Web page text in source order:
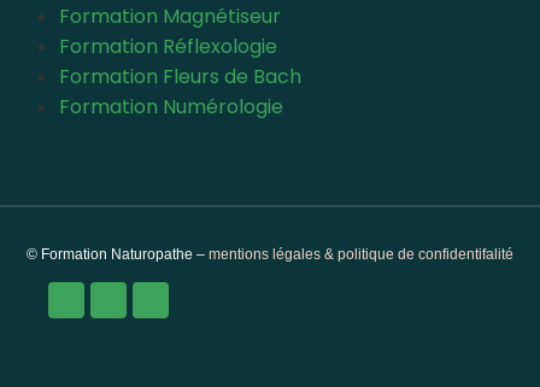
Formation Magnétiseur
Formation Réflexologie
Formation Fleurs de Bach
Formation Numérologie
© Formation Naturopathe – mentions légales & politique de confidentifalité